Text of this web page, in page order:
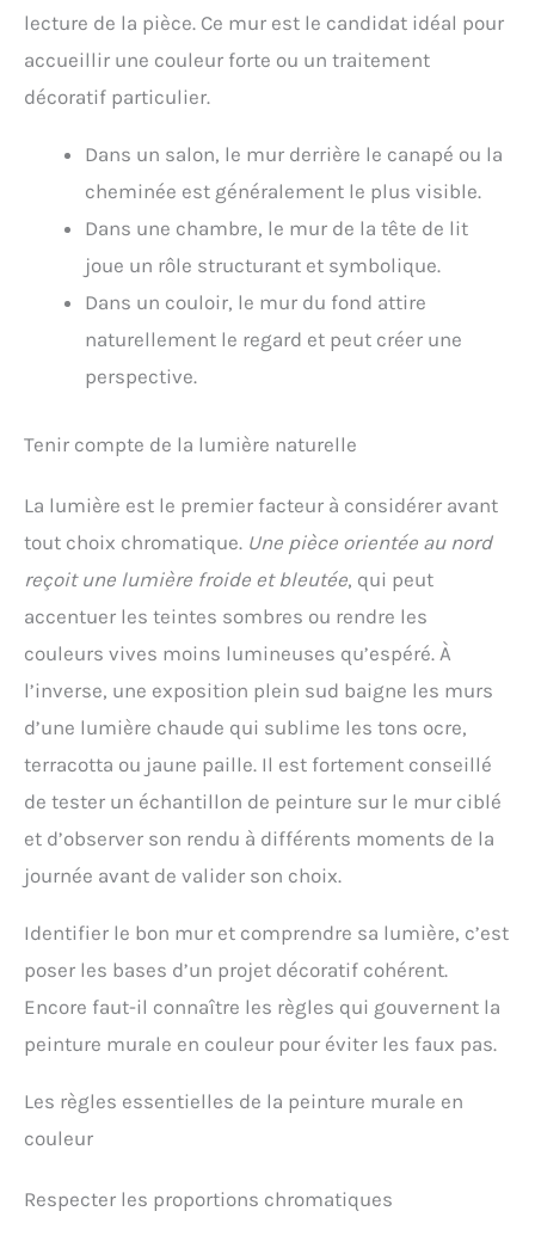
lecture de la pièce. Ce mur est le candidat idéal pour
accueillir une couleur forte ou un traitement
décoratif particulier.
Dans un salon, le mur derrière le canapé ou la
cheminée est généralement le plus visible.
Dans une chambre, le mur de la tête de lit
joue un rôle structurant et symbolique.
Dans un couloir, le mur du fond attire
naturellement le regard et peut créer une
perspective.
Tenir compte de la lumière naturelle
La lumière est le premier facteur à considérer avant
tout choix chromatique. Une pièce orientée au nord
reçoit une lumière froide et bleutée, qui peut
accentuer les teintes sombres ou rendre les
couleurs vives moins lumineuses qu’espéré. À
l’inverse, une exposition plein sud baigne les murs
d’une lumière chaude qui sublime les tons ocre,
terracotta ou jaune paille. Il est fortement conseillé
de tester un échantillon de peinture sur le mur ciblé
et d’observer son rendu à différents moments de la
journée avant de valider son choix.
Identifier le bon mur et comprendre sa lumière, c’est
poser les bases d’un projet décoratif cohérent.
Encore faut-il connaître les règles qui gouvernent la
peinture murale en couleur pour éviter les faux pas.
Les règles essentielles de la peinture murale en
couleur
Respecter les proportions chromatiques